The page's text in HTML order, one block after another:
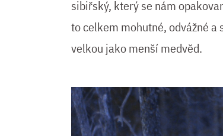
sibiřský, který se nám
to celkem mohutné, odvážné
velkou jako menší medvěd.